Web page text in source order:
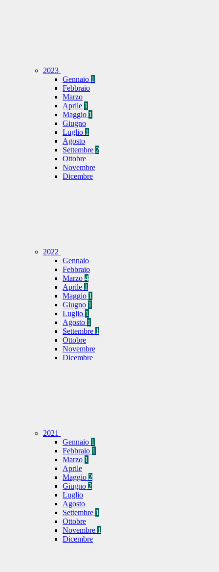
2023
Gennaio 1
Febbraio
Marzo
Aprile 1
Maggio 1
Giugno
Luglio 1
Agosto
Settembre 2
Ottobre
Novembre
Dicembre
2022
Gennaio
Febbraio
Marzo 4
Aprile 1
Maggio 1
Giugno 1
Luglio 1
Agosto 1
Settembre 1
Ottobre
Novembre
Dicembre
2021
Gennaio 1
Febbraio 1
Marzo 1
Aprile
Maggio 2
Giugno 2
Luglio
Agosto
Settembre 1
Ottobre
Novembre 1
Dicembre